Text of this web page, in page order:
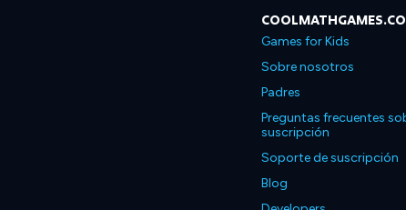
Games for Kids
Sobre nosotros
Padres
Preguntas frecuentes
suscripción
Soporte de suscripción
Blog